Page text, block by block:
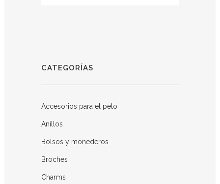
CATEGORÍAS
Accesorios para el pelo
Anillos
Bolsos y monederos
Broches
Charms